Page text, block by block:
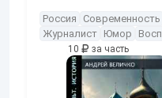
Россия Современность
Журналист Юмор
10 за часть